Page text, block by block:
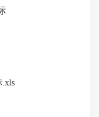
.xls